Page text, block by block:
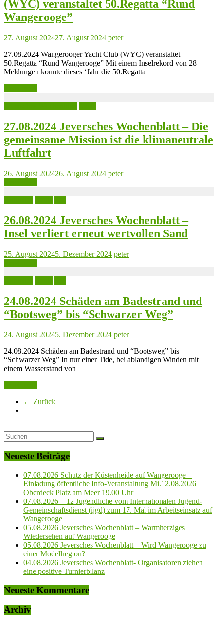
(WYC) veranstaltet 50.Regatta “Rund
Wangerooge”
27. August 202427. August 2024 peter
27.08.2024 Wangerooger Yacht Club (WYC) veranstaltet
50.Regatta “Rund Wangerooge” Mit einem Inselrekord von 28
Meldungen konnte dieses ‘Jahr die 50.Regatta
27.08.2024 Jeversches Wochenblatt – Die
gemeinsame Mission ist die klimaneutrale
Luftfahrt
26. August 202426. August 2024 peter
26.08.2024 Jeversches Wochenblatt –
Insel verliert erneut wertvollen Sand
25. August 20245. Dezember 2024 peter
24.08.2024 Schäden am Badestrand und
“Bootsweg” bis “Schwarzer Weg”
24. August 20245. Dezember 2024 peter
24.08.2024 Schäden am Badestrand und “Bootsweg” bis
“Schwarzer Weg” In nur einer Tide, bei ablandigen Winden mit
einem Wasserstand von
← Zurück
Neueste Beiträge
07.08.2026 Schutz der Küstenheide auf Wangerooge –
Einladung öffentliche Info-Veranstaltung Mi.12.08.2026
Oberdeck Platz am Meer 19.00 Uhr
07.08.2026 – 12 Jugendliche vom Internationalen Jugend-
Gemeinschaftsdienst (ijgd) zum 17. Mal im Arbeitseinsatz auf
Wangerooge
05.08.2026 Jeversches Wochenblatt – Warmherziges
Wiedersehen auf Wangerooge
05.08.2026 Jeversches Wochenblatt – Wird Wangerooge zu
einer Modellregion?
04.08.2026 Jeversches Wochenblatt- Organisatoren ziehen
eine positive Turnierbilanz
Neueste Kommentare
Archiv